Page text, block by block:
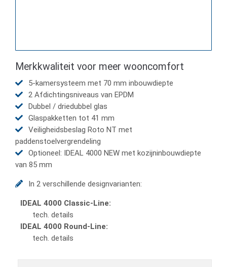
Merkkwaliteit voor meer wooncomfort
5-kamersysteem met 70 mm inbouwdiepte
2 Afdichtingsniveaus van EPDM
Dubbel / driedubbel glas
Glaspakketten tot 41 mm
Veiligheidsbeslag Roto NT met
paddenstoelvergrendeling
Optioneel: IDEAL 4000 NEW met kozijninbouwdiepte
van 85 mm
In 2 verschillende designvarianten:
IDEAL 4000 Classic-Line:
tech. details
IDEAL 4000 Round-Line:
tech. details